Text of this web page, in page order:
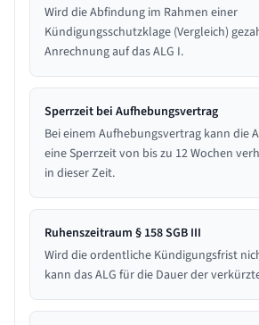
Wird die Abfindung im Rahmen einer
Kündigungsschutzklage (Vergleich)
Anrechnung auf das ALG I.
Sperrzeit bei Aufhebungsvertrag
Bei einem Aufhebungsvertrag kann die
eine Sperrzeit von bis zu 12 Wochen
in dieser Zeit.
Ruhenszeitraum § 158 SGB III
Wird die ordentliche Kündigungsfrist
kann das ALG für die Dauer der